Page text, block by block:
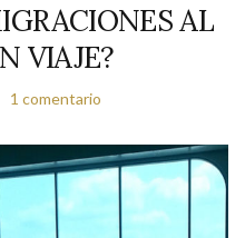
AL
VIAJE?
1 comentario